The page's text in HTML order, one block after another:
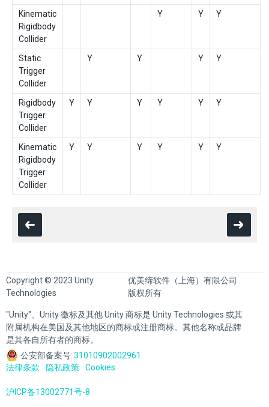
Kinematic
Rigidbody
Collider
Y Y Y
Static
Trigger
Collider
Y Y Y Y
Rigidbody
Trigger
Collider
Y Y Y Y Y Y
Kinematic
Rigidbody
Trigger
Collider
Y Y Y Y Y Y
Copyright © 2023 Unity
Technologies
优美缔软件（上海）有限公司
版权所有
"Unity"、Unity 徽标及其他 Unity 商标是 Unity Technologies 或其
附属机构在美国及其他地区的商标或注册商标。其他名称或品牌
是其各自所有者的商标。
公安部备案号:31010902002961
法律条款
隐私政策 Cookies
沪ICP备13002771号-8